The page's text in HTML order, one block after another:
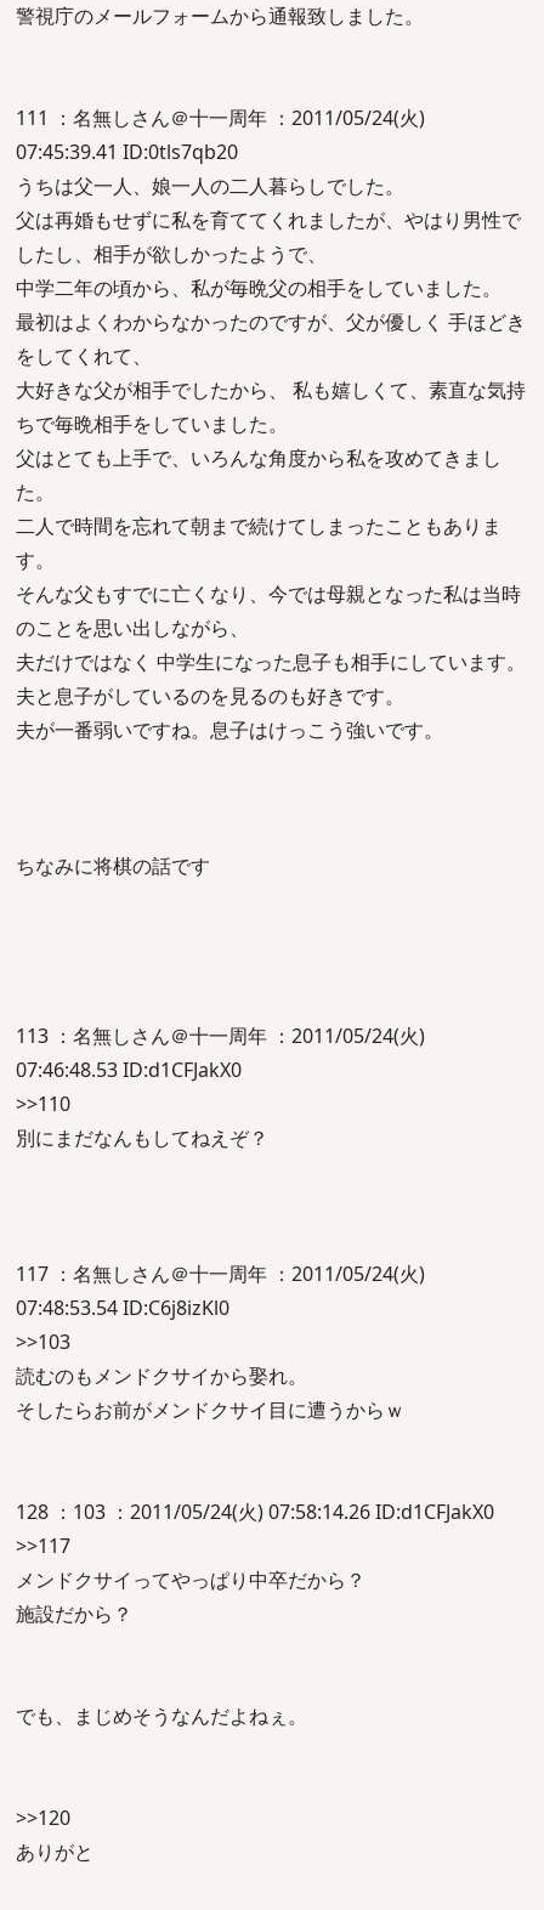
警視庁のメールフォームから通報致しました。
111 ：名無しさん＠十一周年 ：2011/05/24(火)
07:45:39.41 ID:0tls7qb20
うちは父一人、娘一人の二人暮らしでした。
父は再婚もせずに私を育ててくれましたが、やはり男性で
したし、相手が欲しかったようで、
中学二年の頃から、私が毎晩父の相手をしていました。
最初はよくわからなかったのですが、父が優しく 手ほどき
をしてくれて、
大好きな父が相手でしたから、 私も嬉しくて、素直な気持
ちで毎晩相手をしていました。
父はとても上手で、いろんな角度から私を攻めてきまし
た。
二人で時間を忘れて朝まで続けてしまったこともありま
す。
そんな父もすでに亡くなり、今では母親となった私は当時
のことを思い出しながら、
夫だけではなく 中学生になった息子も相手にしています。
夫と息子がしているのを見るのも好きです。
夫が一番弱いですね。息子はけっこう強いです。
ちなみに将棋の話です
113 ：名無しさん＠十一周年 ：2011/05/24(火)
07:46:48.53 ID:d1CFJakX0
>>110
別にまだなんもしてねえぞ？
117 ：名無しさん＠十一周年 ：2011/05/24(火)
07:48:53.54 ID:C6j8izKl0
>>103
読むのもメンドクサイから娶れ。
そしたらお前がメンドクサイ目に遭うからｗ
128 ：103 ：2011/05/24(火) 07:58:14.26 ID:d1CFJakX0
>>117
メンドクサイってやっぱり中卒だから？
施設だから？
でも、まじめそうなんだよねぇ。
>>120
ありがと